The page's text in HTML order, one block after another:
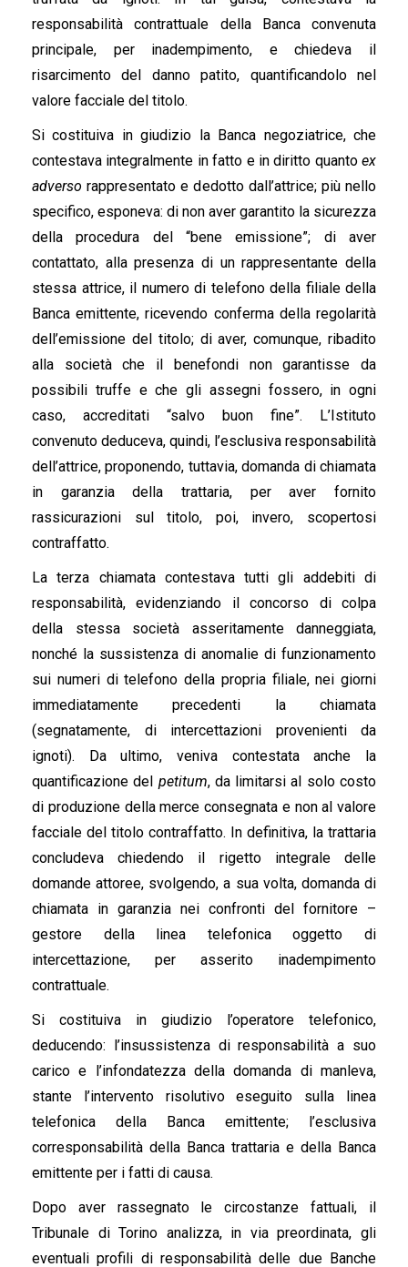
responsabilità contrattuale della Banca convenuta
principale, per inadempimento, e chiedeva il
risarcimento del danno patito, quantificandolo nel
valore facciale del titolo.
Si costituiva in giudizio la Banca negoziatrice, che
contestava integralmente in fatto e in diritto quanto ex
adverso rappresentato e dedotto dall’attrice; più nello
specifico, esponeva: di non aver garantito la sicurezza
della procedura del “bene emissione”; di aver
contattato, alla presenza di un rappresentante della
stessa attrice, il numero di telefono della filiale della
Banca emittente, ricevendo conferma della regolarità
dell’emissione del titolo; di aver, comunque, ribadito
alla società che il benefondi non garantisse da
possibili truffe e che gli assegni fossero, in ogni
caso, accreditati “salvo buon fine”. L’Istituto
convenuto deduceva, quindi, l’esclusiva responsabilità
dell’attrice, proponendo, tuttavia, domanda di chiamata
in garanzia della trattaria, per aver fornito
rassicurazioni sul titolo, poi, invero, scopertosi
contraffatto.
La terza chiamata contestava tutti gli addebiti di
responsabilità, evidenziando il concorso di colpa
della stessa società asseritamente danneggiata,
nonché la sussistenza di anomalie di funzionamento
sui numeri di telefono della propria filiale, nei giorni
immediatamente precedenti la chiamata
(segnatamente, di intercettazioni provenienti da
ignoti). Da ultimo, veniva contestata anche la
quantificazione del petitum, da limitarsi al solo costo
di produzione della merce consegnata e non al valore
facciale del titolo contraffatto. In definitiva, la trattaria
concludeva chiedendo il rigetto integrale delle
domande attoree, svolgendo, a sua volta, domanda di
chiamata in garanzia nei confronti del fornitore –
gestore della linea telefonica oggetto di
intercettazione, per asserito inadempimento
contrattuale.
Si costituiva in giudizio l’operatore telefonico,
deducendo: l’insussistenza di responsabilità a suo
carico e l’infondatezza della domanda di manleva,
stante l’intervento risolutivo eseguito sulla linea
telefonica della Banca emittente; l’esclusiva
corresponsabilità della Banca trattaria e della Banca
emittente per i fatti di causa.
Dopo aver rassegnato le circostanze fattuali, il
Tribunale di Torino analizza, in via preordinata, gli
eventuali profili di responsabilità delle due Banche